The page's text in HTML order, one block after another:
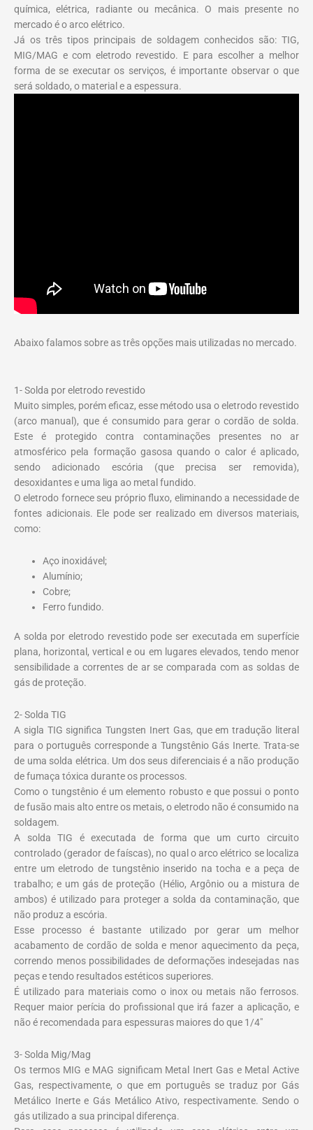
química, elétrica, radiante ou mecânica. O mais presente no
mercado é o arco elétrico.
Já os três tipos principais de soldagem conhecidos são: TIG,
MIG/MAG e com eletrodo revestido. E para escolher a melhor
forma de se executar os serviços, é importante observar o que
será soldado, o material e a espessura.
Abaixo falamos sobre as três opções mais utilizadas no mercado.
1- Solda por eletrodo revestido
Muito simples, porém eficaz, esse método usa o eletrodo revestido
(arco manual), que é consumido para gerar o cordão de solda.
Este é protegido contra contaminações presentes no ar
atmosférico pela formação gasosa quando o calor é aplicado,
sendo adicionado escória (que precisa ser removida),
desoxidantes e uma liga ao metal fundido.
O eletrodo fornece seu próprio fluxo, eliminando a necessidade de
fontes adicionais. Ele pode ser realizado em diversos materiais,
como:
Aço inoxidável;
Alumínio;
Cobre;
Ferro fundido.
A solda por eletrodo revestido pode ser executada em superfície
plana, horizontal, vertical e ou em lugares elevados, tendo menor
sensibilidade a correntes de ar se comparada com as soldas de
gás de proteção.
2- Solda TIG
A sigla TIG significa Tungsten Inert Gas, que em tradução literal
para o português corresponde a Tungstênio Gás Inerte. Trata-se
de uma solda elétrica. Um dos seus diferenciais é a não produção
de fumaça tóxica durante os processos.
Como o tungstênio é um elemento robusto e que possui o ponto
de fusão mais alto entre os metais, o eletrodo não é consumido na
soldagem.
A solda TIG é executada de forma que um curto circuito
controlado (gerador de faíscas), no qual o arco elétrico se localiza
entre um eletrodo de tungstênio inserido na tocha e a peça de
trabalho; e um gás de proteção (Hélio, Argônio ou a mistura de
ambos) é utilizado para proteger a solda da contaminação, que
não produz a escória.
Esse processo é bastante utilizado por gerar um melhor
acabamento de cordão de solda e menor aquecimento da peça,
correndo menos possibilidades de deformações indesejadas nas
peças e tendo resultados estéticos superiores.
É utilizado para materiais como o inox ou metais não ferrosos.
Requer maior perícia do profissional que irá fazer a aplicação, e
não é recomendada para espessuras maiores do que 1/4″
3- Solda Mig/Mag
Os termos MIG e MAG significam Metal Inert Gas e Metal Active
Gas, respectivamente, o que em português se traduz por Gás
Metálico Inerte e Gás Metálico Ativo, respectivamente. Sendo o
gás utilizado a sua principal diferença.